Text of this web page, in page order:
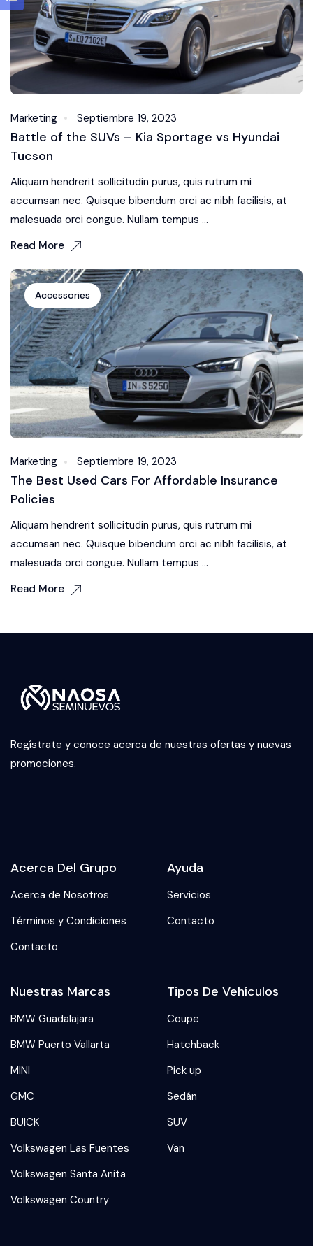
Marketing Septiembre 19, 2023
Battle of the SUVs – Kia Sportage vs Hyundai
Tucson
Aliquam hendrerit sollicitudin purus, quis rutrum mi
accumsan nec. Quisque bibendum orci ac nibh facilisis, at
malesuada orci congue. Nullam tempus ...
Read More
Accessories
Marketing Septiembre 19, 2023
The Best Used Cars For Affordable Insurance
Policies
Aliquam hendrerit sollicitudin purus, quis rutrum mi
accumsan nec. Quisque bibendum orci ac nibh facilisis, at
malesuada orci congue. Nullam tempus ...
Read More
Regístrate y conoce acerca de nuestras ofertas y nuevas
promociones.
Acerca Del Grupo
Acerca de Nosotros
Términos y Condiciones
Contacto
Ayuda
Servicios
Contacto
Nuestras Marcas
BMW Guadalajara
BMW Puerto Vallarta
MINI
GMC
BUICK
Volkswagen Las Fuentes
Volkswagen Santa Anita
Volkswagen Country
Tipos De Vehículos
Coupe
Hatchback
Pick up
Sedán
SUV
Van